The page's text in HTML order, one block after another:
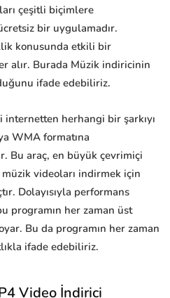
çeşitli biçimlere
bir uygulamadır.
konusunda etkili bir
alır. Burada Müzik indiricinin
ifade edebiliriz.
herhangi bir şarkıyı
WMA formatına
Bu araç, en büyük çevrimiçi
videoları indirmek için
Dolayısıyla performans
programın her zaman üst
Bu da programın her zaman
ifade edebiliriz.
Video İndirici